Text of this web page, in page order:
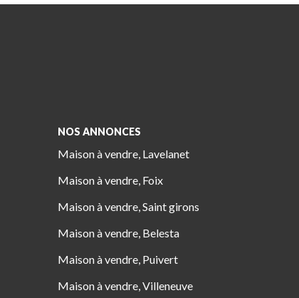
NOS ANNONCES
Maison à vendre, Lavelanet
Maison à vendre, Foix
Maison à vendre, Saint girons
Maison à vendre, Belesta
Maison à vendre, Puivert
Maison à vendre, Villeneuve